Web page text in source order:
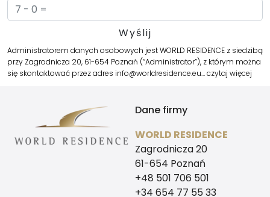
Administratorem danych osobowych jest WORLD RESIDENCE z siedzibą
przy Zagrodnicza 20, 61-654 Poznań (“Administrator”), z którym można
się skontaktować przez adres info@worldresidence.eu…czytaj więcej
Dane firmy
WORLD RESIDENCE
Zagrodnicza 20
61-654 Poznań
+48 501 706 501
+34 654 77 55 33